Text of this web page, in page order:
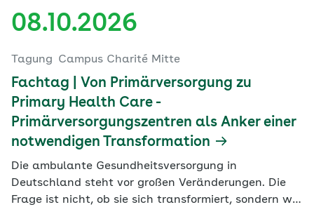
08.10.2026
Tagung Campus Charité Mitte
Fachtag | Von Primärversorgung zu
Primary Health Care -
Primärversorgungszentren als Anker einer
notwendigen Transformation
Die ambulante Gesundheitsversorgung in
Deutschland steht vor großen Veränderungen. Die
Frage ist nicht, ob sie sich transformiert, sondern wie